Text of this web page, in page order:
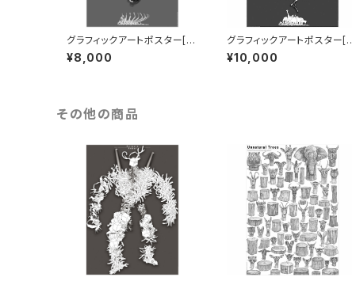
グラフィックアートポスター[Vi
rus02] B1サイズ
¥8,000
グラフィックアートポスター[A
frica-Tanzania] B1サイズ
¥10,000
その他の商品